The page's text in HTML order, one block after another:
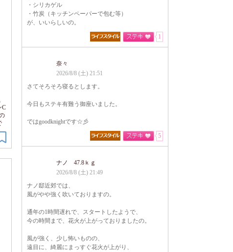
C
・シリカゲル
・竹炭（キッチンペーパーで包む等）
が、いいらしいの。
1
奈々
2026/8/8 (土) 21:51
さてそろそろ寝るとします。
今日もステキ有難う御座いました。
ではgoodknightです☆彡
5
ナノ 47.8ｋｇ
2026/8/8 (土) 21:49
ナノ邸近郊では、
風がやや強く吹いておりますの。
通年の1時間遅れで、スタートしたようで、
今の時間まで、花火が上がっておりましたの。
風が強く、少し怖いものの、
遠目に、綺麗にまっすぐ花火が上がり、